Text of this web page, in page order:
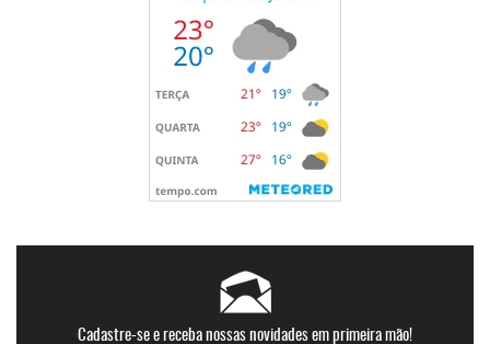
Cadastre-se e receba nossas novidades em primeira mão!